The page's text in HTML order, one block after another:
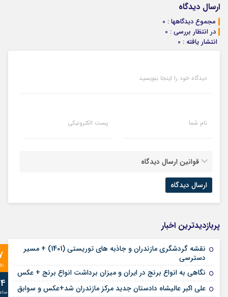
ارسال دیدگاه
مجموع دیدگاهها : 0
در انتظار بررسی : 0
انتشار یافته : 0
دیدگاه خود را اینجا بنویسید
نام شما پست الکترونیکی
قوانین ارسال دیدگاه
پربازدیدترین اخبار
نقشه گردشگری مازندران و جاذبه های توریستی (1401) + مسیر
دسترسی
نگاهی به انواع برنج در ایران و میزان برداشت انواع برنج + عکس
علی‌ اکبر عالیشاه دادستان جدید مرکز مازندران شد+عکس و سوابق